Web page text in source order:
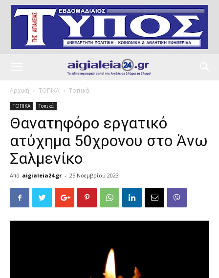
Αρχική ΤΟΠΙΚΑ Τοπικά
ΤΟΠΙΚΑ Τοπικά
Θανατηφόρο εργατικό
ατύχημα 50χρονου στο Άνω
Σαλμενίκο
Από aigialeia24.gr - 25 Νοεμβρίου 2023